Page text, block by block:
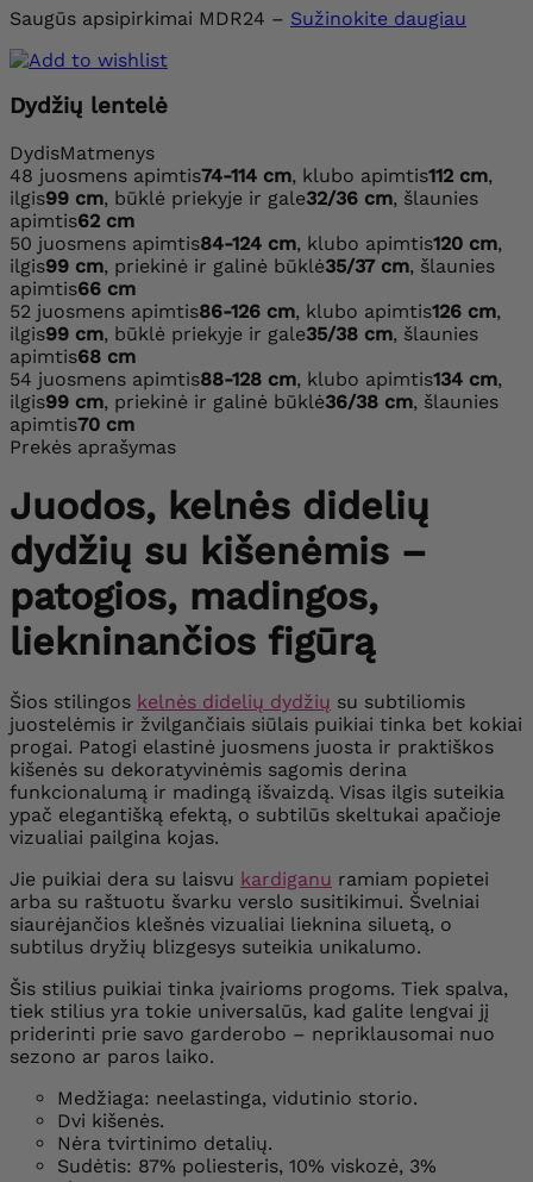
Saugūs apsipirkimai MDR24 – Sužinokite daugiau
Dydžių lentelė
DydisMatmenys
48 juosmens apimtis74-114 cm, klubo apimtis112 cm,
ilgis99 cm, būklė priekyje ir gale32/36 cm, šlaunies
apimtis62 cm
50 juosmens apimtis84-124 cm, klubo apimtis120 cm,
ilgis99 cm, priekinė ir galinė būklė35/37 cm, šlaunies
apimtis66 cm
52 juosmens apimtis86-126 cm, klubo apimtis126 cm,
ilgis99 cm, būklė priekyje ir gale35/38 cm, šlaunies
apimtis68 cm
54 juosmens apimtis88-128 cm, klubo apimtis134 cm,
ilgis99 cm, priekinė ir galinė būklė36/38 cm, šlaunies
apimtis70 cm
Prekės aprašymas
Juodos, kelnės didelių
dydžių su kišenėmis –
patogios, madingos,
liekninančios figūrą
Šios stilingos kelnės didelių dydžių su subtiliomis
juostelėmis ir žvilgančiais siūlais puikiai tinka bet kokiai
progai. Patogi elastinė juosmens juosta ir praktiškos
kišenės su dekoratyvinėmis sagomis derina
funkcionalumą ir madingą išvaizdą. Visas ilgis suteikia
ypač elegantišką efektą, o subtilūs skeltukai apačioje
vizualiai pailgina kojas.
Jie puikiai dera su laisvu kardiganu ramiam popietei
arba su raštuotu švarku verslo susitikimui. Švelniai
siaurėjančios klešnės vizualiai lieknina siluetą, o
subtilus dryžių blizgesys suteikia unikalumo.
Šis stilius puikiai tinka įvairioms progoms. Tiek spalva,
tiek stilius yra tokie universalūs, kad galite lengvai jį
priderinti prie savo garderobo – nepriklausomai nuo
sezono ar paros laiko.
Medžiaga: neelastinga, vidutinio storio.
Dvi kišenės.
Nėra tvirtinimo detalių.
Sudėtis: 87% poliesteris, 10% viskozė, 3%